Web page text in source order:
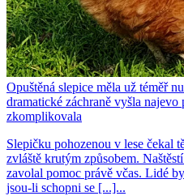
Opuštěná slepice měla už téměř
dramatické záchraně vyšla najevo
zkomplikovala
Slepičku pohozenou v lese čekal
zvláště krutým způsobem.
zavolal pomoc právě včas. Lidé
jsou-li schopni se [...]...